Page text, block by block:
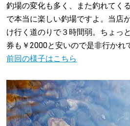
釣場の変化も多く、また釣れてく
で本当に楽しい釣場ですよ。当店
け行く道のりで３時間弱。ちょっ
券も￥2000と安いので是非行かれ
前回の様子はこちら